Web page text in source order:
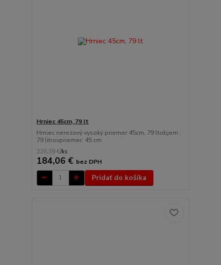
Hrniec 45cm, 79 lt
Hrniec nerezový vysoký priemer 45cm, 79 ltobjem :
79 litrovpriemer: 45 cm
226,39 €/ks
184,06 € bez DPH
Pridať do košíka